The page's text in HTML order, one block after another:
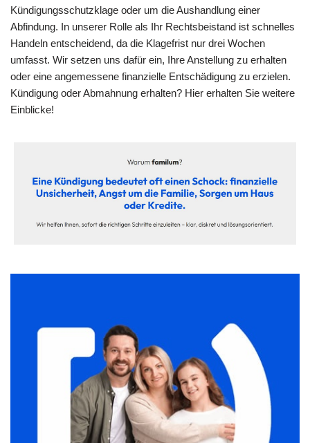
Kündigungsschutzklage oder um die Aushandlung einer
Abfindung. In unserer Rolle als Ihr Rechtsbeistand ist schnelles
Handeln entscheidend, da die Klagefrist nur drei Wochen
umfasst. Wir setzen uns dafür ein, Ihre Anstellung zu erhalten
oder eine angemessene finanzielle Entschädigung zu erzielen.
Kündigung oder Abmahnung erhalten? Hier erhalten Sie weitere
Einblicke!